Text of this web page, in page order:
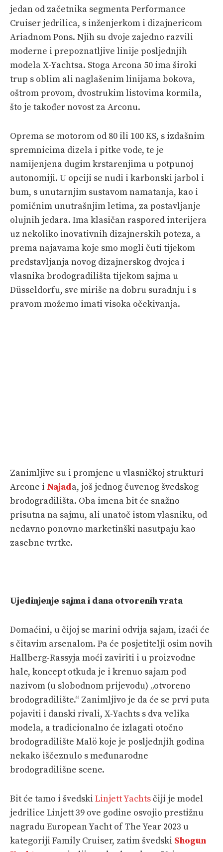
jedan od začetnika segmenta Performance
Cruiser jedrilica, s inženjerkom i dizajnericom
Ariadnom Pons. Njih su dvoje zajedno razvili
moderne i prepoznatljive linije posljednjih
modela X-Yachtsa. Stoga Arcona 50 ima široki
trup s oblim ali naglašenim linijama bokova,
oštrom provom, dvostrukim listovima kormila,
što je također novost za Arconu.
Oprema se motorom od 80 ili 100 KS, s izdašnim
spremnicima dizela i pitke vode, te je
namijenjena dugim krstarenjima u potpunoj
autonomiji. U opciji se nudi i karbonski jarbol i
bum, s unutarnjim sustavom namatanja, kao i
pomičnim unutrašnjim letima, za postavljanje
olujnih jedara. Ima klasičan raspored interijera
uz nekoliko inovativnih dizajnerskih poteza, a
prema najavama koje smo mogli čuti tijekom
predstavljanja novog dizajnerskog dvojca i
vlasnika brodogradilišta tijekom sajma u
Düsseldorfu, sve miriše na dobru suradnju i s
pravom možemo imati visoka očekivanja.
Zanimljive su i promjene u vlasničkoj strukturi
Arcone i Najada, još jednog čuvenog švedskog
brodogradilišta. Oba imena bit će snažno
prisutna na sajmu, ali unatoč istom vlasniku, od
nedavno ponovno marketinški nasutpaju kao
zasebne tvrtke.
Ujedinjenje sajma i dana otvorenih vrata
Domaćini, u čijoj se marini odvija sajam, izaći će
s čitavim arsenalom. Pa će posjetitelji osim novih
Hallberg-Rassyja moći zaviriti i u proizvodne
hale, koncept otkuda je i krenuo sajam pod
nazivom (u slobodnom prijevodu) „otvoreno
brodogradilište.“ Zanimljivo je da će se prvi puta
pojaviti i danski rivali, X-Yachts s dva velika
modela, a tradicionalno će izlagati otočno
brodogradilište Malö koje je posljednjih godina
nekako iščeznulo s međunarodne
brodogradilišne scene.
Bit će tamo i švedski Linjett Yachtsčiji je model
jedrilice Linjett 39 ove godine osvojio prestižnu
nagradu European Yacht of The Year 2023 u
kategoriji Family Cruiser, zatim švedski Shogun